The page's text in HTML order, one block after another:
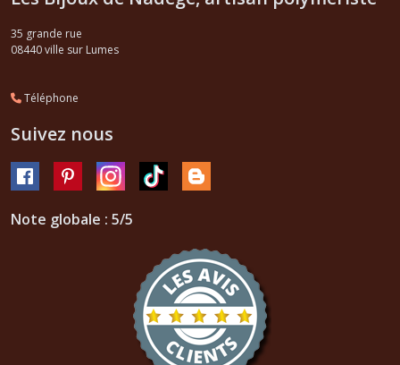
35 grande rue
08440ville sur Lumes
Téléphone
Suivez nous
Note globale : 5/5